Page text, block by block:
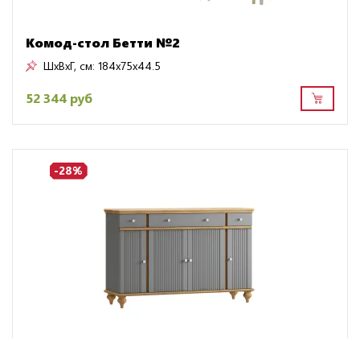
Комод-стол Бетти №2
ШxВxГ, см: 184x75x44.5
52 344 руб
-28%